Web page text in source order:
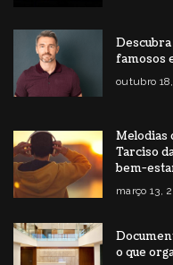
famosos
outubro
Melodias
Tarciso
bem-
março 13,
o que